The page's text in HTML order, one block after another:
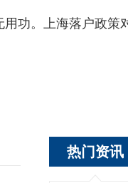
。上海落户政策
热门资讯